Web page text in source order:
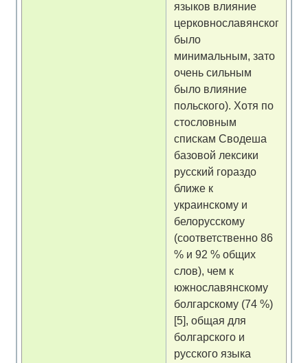
языков влияние
церковнославянского
было
минимальным, зато
очень сильным
было влияние
польского). Хотя по
стословным
спискам Сводеша
базовой лексики
русский гораздо
ближе к
украинскому и
белорусскому
(соответственно 86
% и 92 % общих
слов), чем к
южнославянскому
болгарскому (74 %)
[5], общая для
болгарского и
русского языка